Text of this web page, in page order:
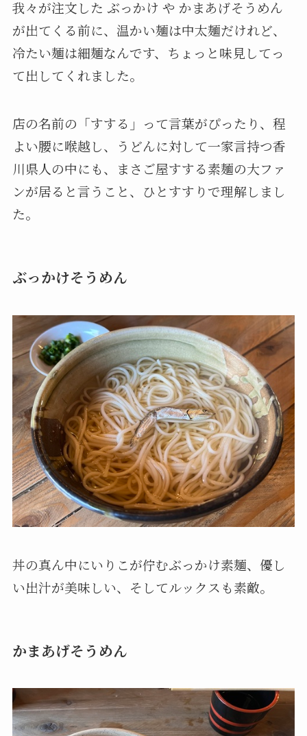
我々が注文した ぶっかけ や かまあげそうめん
が出てくる前に、温かい麺は中太麺だけれど、
冷たい麺は細麺なんです、ちょっと味見してっ
て出してくれました。
店の名前の「すする」って言葉がぴったり、程
よい腰に喉越し、うどんに対して一家言持つ香
川県人の中にも、まさご屋すする素麺の大ファ
ンが居ると言うこと、ひとすすりで理解しまし
た。
ぶっかけそうめん
丼の真ん中にいりこが佇むぶっかけ素麺、優し
い出汁が美味しい、そしてルックスも素敵。
かまあげそうめん